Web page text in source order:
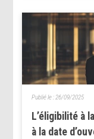
L’éligibilité à
à la date
Publié le : 26/09/2025